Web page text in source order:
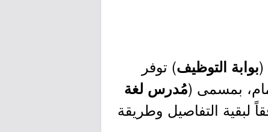
(بوابة التوظيف) توفر
بمسمى (مُدرس لغة
التفاصيل وطريقة